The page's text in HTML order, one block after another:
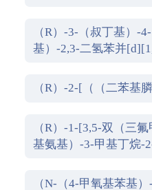
（R）-3-（叔丁基）-
基）-2,3-二氢苯并
（R）-2-[（（二苯基
（R）-1-[3,5-双（三
基氨基）-3-甲基丁烷-
（N-（4-甲氧基苯基